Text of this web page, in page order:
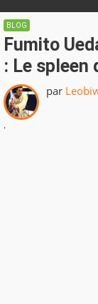
BLOG
Fumito
: Le spleen
par
.